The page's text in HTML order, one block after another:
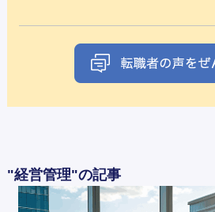
"経営管理"の記事